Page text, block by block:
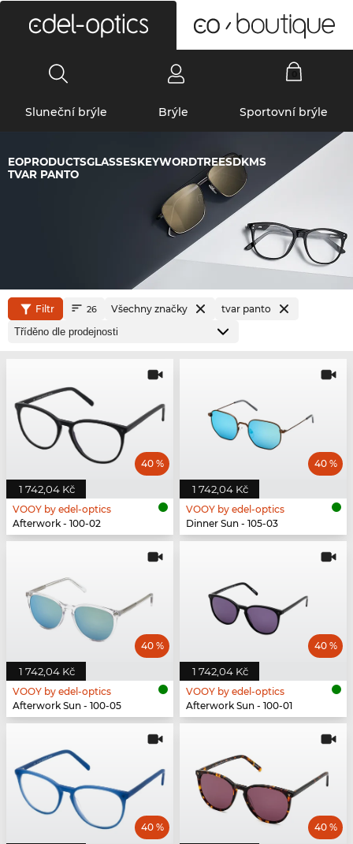
Sluneční brýle Brýle Sportovní brýle
EOPRODUCTSGLASSESKEYWORDTREESDKMS
TVAR PANTO
Filtr 26 Všechny značky tvar panto
1 742,04 Kč
40 %
VOOY by edel-optics
Afterwork - 100-02
1 742,04 Kč
40 %
VOOY by edel-optics
Dinner Sun - 105-03
1 742,04 Kč
40 %
VOOY by edel-optics
Afterwork Sun - 100-05
1 742,04 Kč
40 %
VOOY by edel-optics
Afterwork Sun - 100-01
40 % 40 %